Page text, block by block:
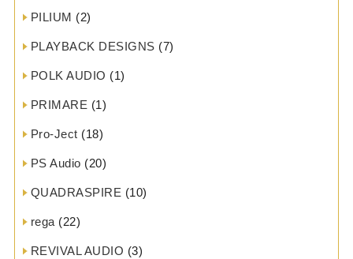
PILIUM (2)
PLAYBACK DESIGNS (7)
POLK AUDIO (1)
PRIMARE (1)
Pro-Ject (18)
PS Audio (20)
QUADRASPIRE (10)
rega (22)
REVIVAL AUDIO (3)